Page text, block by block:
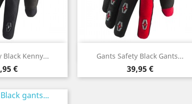
Black Kenny...
€
rapide Gants Safety Black Gants...
Prix
39,95 €
Aperçu rapide